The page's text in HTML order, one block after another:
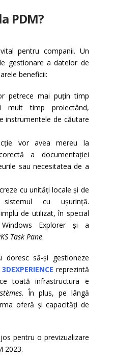
PDM?
pentru companii. Un
gestionare a datelor de
beneficii:
petrece mai puțin timp
timp proiectând,
instrumentele de căutare
vor avea mereu la
a documentației
sau necesitatea de a
cu unități locale și de
cu ușurință.
de utilizat, în special
Explorer și a
Task Pane.
doresc să-și gestioneze
3DEXPERIENCE reprezintă
toată infrastructura e
. În plus, pe lângă
oferă și capacități de
pentru o previzualizare
2023.